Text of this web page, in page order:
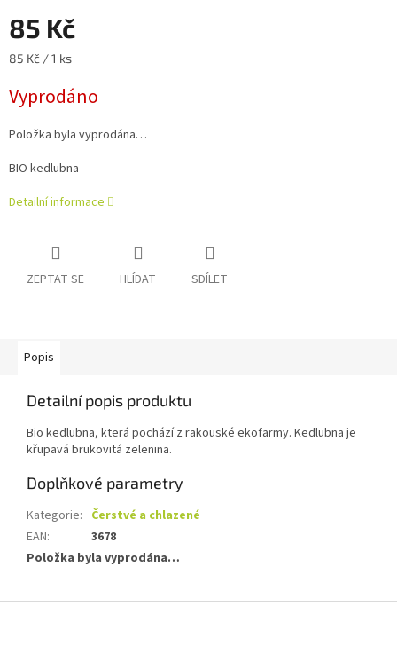
85 Kč
Měrná
85 Kč / 1 ks
Vyprodáno
Položka byla vyprodána…
BIO kedlubna
Detailní informace
ZEPTAT SE HLÍDAT SDÍLET
Popis
Detailní popis produktu
Bio kedlubna, která pochází z rakouské ekofarmy. Kedlubna je
křupavá brukovitá zelenina.
Doplňkové parametry
Kategorie: Čerstvé a chlazené
EAN:
3678
Položka byla vyprodána…